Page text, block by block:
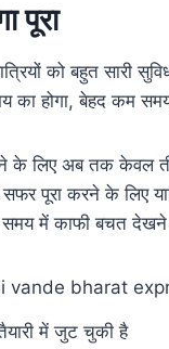
पूरा
को बहुत सारी
का होगा, बेहद कम
के लिए अब तक केवल
सफर पूरा करने के लिए
में काफी बचत देखने
में जुट चुकी है